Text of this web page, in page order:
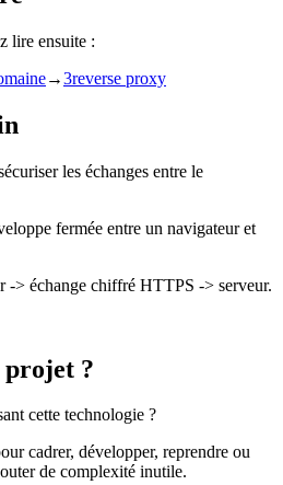
lire ensuite :
→3reverse proxy
les échanges entre le
fermée entre un navigateur et
-> échange chiffré HTTPS -> serveur.
projet ?
cette technologie ?
cadrer, développer, reprendre ou
de complexité inutile.